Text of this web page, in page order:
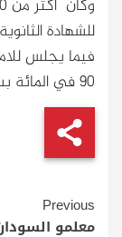
90 في المائة بسبب الحرب والنزوح.
Continue
Previous
معلمو